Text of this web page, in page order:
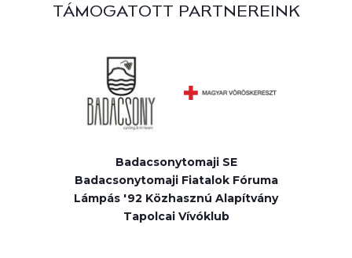
TÁMOGATOTT PARTNEREINK
Badacsonytomaji SE
Badacsonytomaji Fiatalok Fóruma
Lámpás '92 Közhasznú Alapítvány
Tapolcai Vívóklub